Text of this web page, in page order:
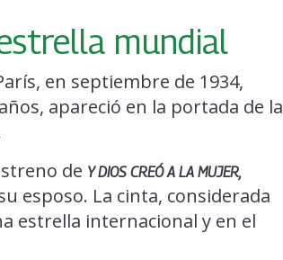
mundial
en septiembre de 1934,
apareció en la portada de la
de Y DIOS CREÓ A LA MUJER,
esposo. La cinta, considerada
estrella internacional y en el